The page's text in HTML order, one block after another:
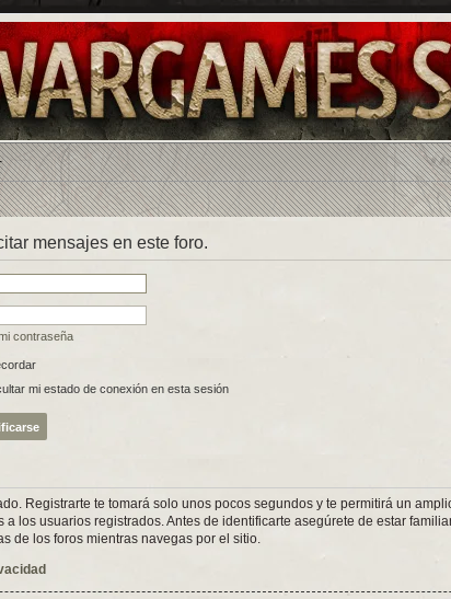
mensajes en este foro.
contraseña
mi estado de conexión en esta sesión
Registrarte te tomará solo unos pocos segundos y te permitirá un
los usuarios registrados. Antes de identificarte asegúrete de estar
de los foros mientras navegas por el sitio.